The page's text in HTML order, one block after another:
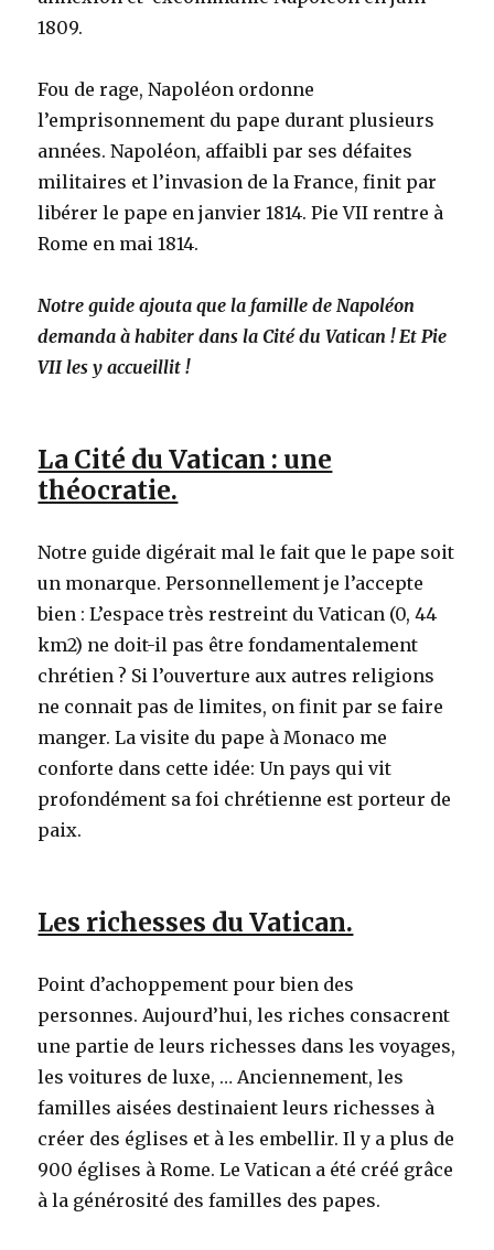
1809.
Fou de rage, Napoléon ordonne
l’emprisonnement du pape durant plusieurs
années. Napoléon, affaibli par ses défaites
militaires et l’invasion de la France, finit par
libérer le pape en janvier 1814. Pie VII rentre à
Rome en mai 1814.
Notre guide ajouta que la famille de Napoléon
demanda à habiter dans la Cité du Vatican ! Et Pie
VII les y accueillit !
La Cité du Vatican : une
théocratie.
Notre guide digérait mal le fait que le pape soit
un monarque. Personnellement je l’accepte
bien : L’espace très restreint du Vatican (0, 44
km2) ne doit-il pas être fondamentalement
chrétien ? Si l’ouverture aux autres religions
ne connait pas de limites, on finit par se faire
manger. La visite du pape à Monaco me
conforte dans cette idée: Un pays qui vit
profondément sa foi chrétienne est porteur de
paix.
Les richesses du Vatican.
Point d’achoppement pour bien des
personnes. Aujourd’hui, les riches consacrent
une partie de leurs richesses dans les voyages,
les voitures de luxe, … Anciennement, les
familles aisées destinaient leurs richesses à
créer des églises et à les embellir. Il y a plus de
900 églises à Rome. Le Vatican a été créé grâce
à la générosité des familles des papes.